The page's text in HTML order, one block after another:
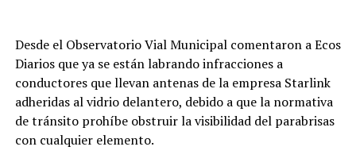
Desde el Observatorio Vial Municipal comentaron a Ecos
Diarios que ya se están labrando infracciones a
conductores que llevan antenas de la empresa Starlink
adheridas al vidrio delantero, debido a que la normativa
de tránsito prohíbe obstruir la visibilidad del parabrisas
con cualquier elemento.